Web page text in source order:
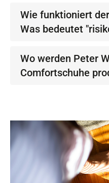
Wie funktioniert
Was bedeutet
Wo werden Peter
Comfortschuhe